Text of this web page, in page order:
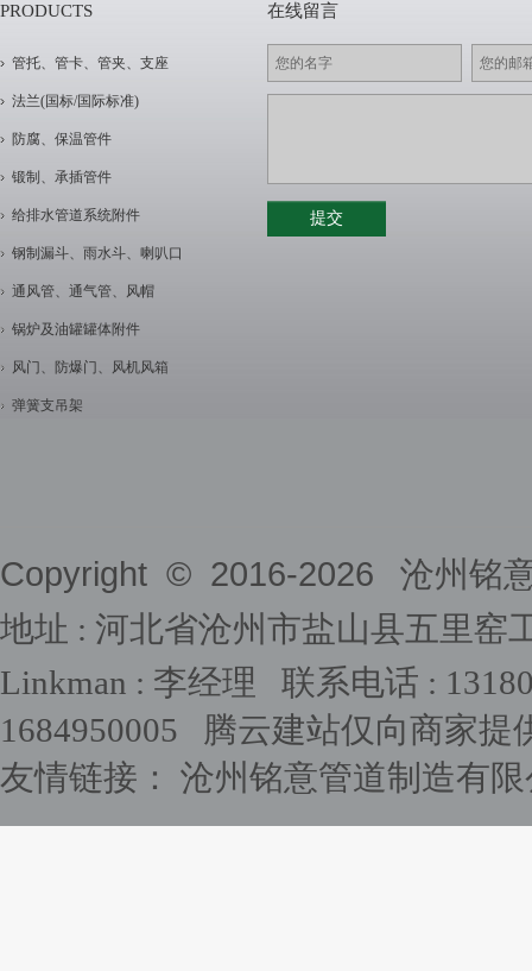
PRODUCTS
管托、管卡、管夹、支座
法兰(国标/国际标准)
防腐、保温管件
锻制、承插管件
给排水管道系统附件
钢制漏斗、雨水斗、喇叭口
通风管、通气管、风帽
锅炉及油罐罐体附件
风门、防爆门、风机风箱
弹簧支吊架
在线留言
Copyright © 2016-2026
沧州铭
地址 : 河北省沧州市盐山县五里窑
Linkman : 李经理 联系电话 :
1684950005 腾云建站仅向商家提
友情链接： 沧州铭意管道制造有